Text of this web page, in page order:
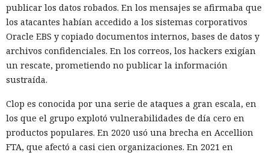
publicar los datos robados. En los mensajes se afirmaba que
los atacantes habían accedido a los sistemas corporativos
Oracle EBS y copiado documentos internos, bases de datos y
archivos confidenciales. En los correos, los hackers exigían
un rescate, prometiendo no publicar la información
sustraída.
Clop es conocida por una serie de ataques a gran escala, en
los que el grupo explotó vulnerabilidades de día cero en
productos populares. En 2020 usó una brecha en Accellion
FTA, que afectó a casi cien organizaciones. En 2021 en